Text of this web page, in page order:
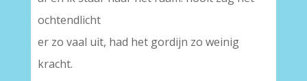
ochtendlicht
er zo vaal uit, had het gordijn zo weinig
kracht.